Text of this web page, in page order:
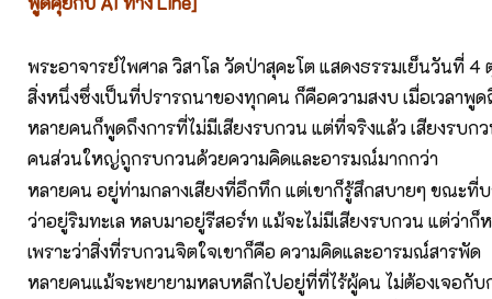
พระอาจารย์ไพศาล วิสาโล วัดป่าสุคะโต แสดงธรรมเย็นวันที่ 4
สิ่งหนึ่งซึ่งเป็นที่ปรารถนาของทุกคน ก็คือความสงบ เมื่อเวลาพูด
หลายคนก็พูดถึงการที่ไม่มีเสียงรบกวน แต่ที่จริงแล้ว เสียงรบกว
คนส่วนใหญ่ถูกรบกวนด้วยความคิดและอารมณ์มากกว่า
หลายคน อยู่ท่ามกลางเสียงที่อึกทึก แต่เขาก็รู้สึกสบายๆ ขณะที่
ว่าอยู่ริมทะเล หลบมาอยู่รีสอร์ท แม้จะไม่มีเสียงรบกวน แต่ว่าก็
เพราะว่าสิ่งที่รบกวนจิตใจเขาก็คือ ความคิดและอารมณ์สารพัด
หลายคนแม้จะพยายามหลบหลีกไปอยู่ที่ที่ไร้ผู้คน ไม่ต้องเจอกับ